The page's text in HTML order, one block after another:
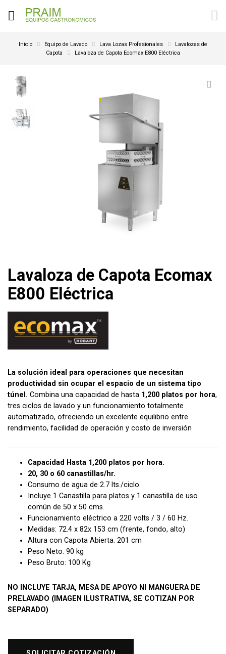
Inicio Equipo de Lavado Lava Lozas Profesionales
Lavalozas de
Capota
Lavaloza de Capota Ecomax E800 Eléctrica
Lavaloza de Capota Ecomax
E800 Eléctrica
La solución ideal para operaciones que necesitan
productividad sin ocupar el espacio de un sistema tipo
túnel. Combina una capacidad de hasta 1,200 platos por hora,
tres ciclos de lavado y un funcionamiento totalmente
automatizado, ofreciendo un excelente equilibrio entre
rendimiento, facilidad de operación y costo de inversión
Capacidad Hasta 1,200 platos por hora.
20, 30 o 60 canastillas/hr.
Consumo de agua de 2.7 lts./ciclo.
Incluye 1 Canastilla para platos y 1 canastilla de uso
común de 50 x 50 cms.
Funcionamiento eléctrico a 220 volts / 3 / 60 Hz.
Medidas: 72.4 x 82x 153 cm (frente, fondo, alto)
Altura con Capota Abierta: 201 cm
Peso Neto. 90 kg
Peso Bruto: 100 Kg
NO INCLUYE TARJA, MESA DE APOYO NI MANGUERA DE
PRELAVADO (IMAGEN ILUSTRATIVA, SE COTIZAN POR
SEPARADO)